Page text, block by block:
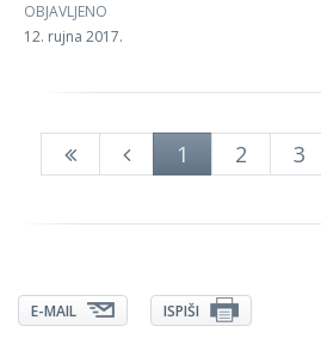
OBJAVLJENO
12. rujna 2017.
1 2 3
E-MAIL ISPIŠI